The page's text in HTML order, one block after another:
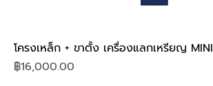
โครงเหล็ก + ขาตั้ง เครื่องแลกเหรียญ MINI
Price
฿16,000.00